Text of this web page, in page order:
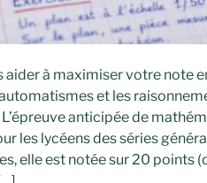
aider à maximiser votre note
et les
anticipée de
les lycéens des séries
elle est notée sur 20 points